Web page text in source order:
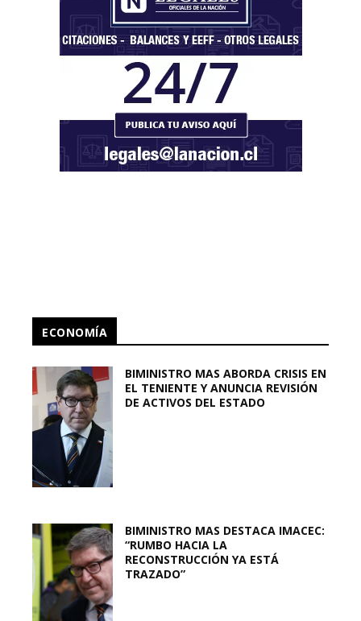
ECONOMÍA
BIMINISTRO MAS ABORDA CRISIS EN
EL TENIENTE Y ANUNCIA REVISIÓN
DE ACTIVOS DEL ESTADO
BIMINISTRO MAS DESTACA IMACEC:
“RUMBO HACIA LA
RECONSTRUCCIÓN YA ESTÁ
TRAZADO”